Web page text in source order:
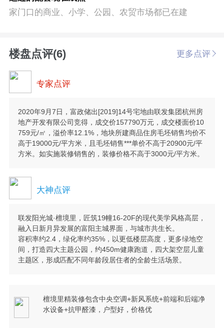
家门口的商业、小学、公园、农贸市场都已在建
楼盘点评(6) 更多点评
专家点评
2020年9月7日，富政储出[2019]14号宅地由联发集团杭州房
地产开发有限公司竞得，成交价157790万元，成交楼面价10
759元/㎡，溢价率12.1%，地块所建商品住房毛坯销售均价不
高于19000元/平方米，且毛坯销售***单价不高于20900元/平
方米。如实施装修销售的，装修价格不高于3000元/平方米。
大神点评
联发阳光城·檀境里，匠筑19幢16-20F的现代美学风格高层，
融入日新月异发展的富阳主城界面，与城市共生长。
容积率约2.4，绿化率约35%，以更低楼层高度，更多绿地空
间，打造四大主题公园，约450m健康跑道，四大架空层儿童
主题区，形成匹配不同年龄段居住者的全龄生活场景。
檀境里精装修包含中央空调+新风系统+前端和后端净
水设备+抗甲醛漆，户型好，价格优